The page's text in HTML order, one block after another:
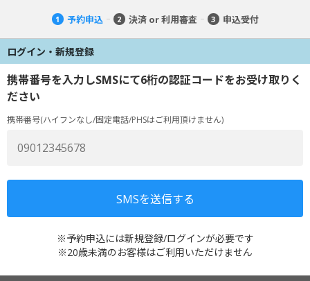
1 予約申込 2 決済 or 利用審査 3 申込受付
ログイン・新規登録
携帯番号を入力しSMSにて6桁の認証コードをお受け取りく
ださい
携帯番号(ハイフンなし/固定電話/PHSはご利用頂けません)
※予約申込には新規登録/ログインが必要です
※20歳未満のお客様はご利用いただけません